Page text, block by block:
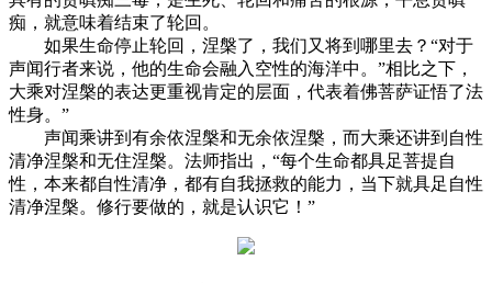
痴，就意味着结束了轮回。
如果生命停止轮回，涅槃了，我们又将到哪里去？“对于
声闻行者来说，他的生命会融入空性的海洋中。”相比之下，
大乘对涅槃的表达更重视肯定的层面，代表着佛菩萨证悟了法
性身。”
声闻乘讲到有余依涅槃和无余依涅槃，而大乘还讲到自性
清净涅槃和无住涅槃。法师指出，“每个生命都具足菩提自
性，本来都自性清净，都有自我拯救的能力，当下就具足自性
清净涅槃。修行要做的，就是认识它！”